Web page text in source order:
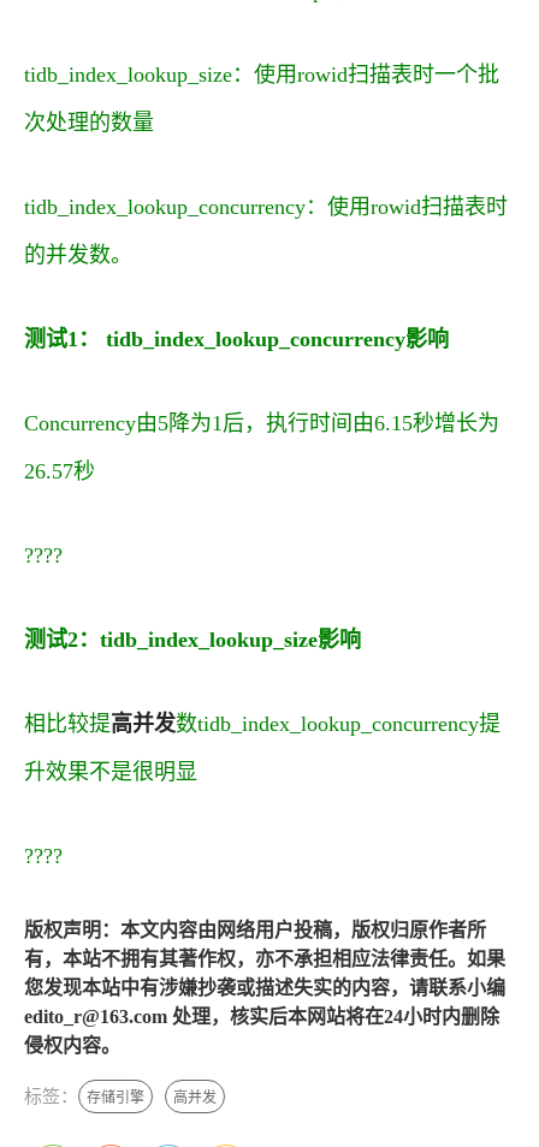
tidb_index_lookup_size：使用rowid扫描表时一个批
次处理的数量
tidb_index_lookup_concurrency：使用rowid扫描表时
的并发数。
测试1： tidb_index_lookup_concurrency影响
Concurrency由5降为1后，执行时间由6.15秒增长为
26.57秒
????
测试2：tidb_index_lookup_size影响
相比较提高并发数tidb_index_lookup_concurrency提
升效果不是很明显
????
版权声明：本文内容由网络用户投稿，版权归原作者所
有，本站不拥有其著作权，亦不承担相应法律责任。如果
您发现本站中有涉嫌抄袭或描述失实的内容，请联系小编
edito_r@163.com 处理，核实后本网站将在24小时内删除
侵权内容。
标签： 存储引擎 高并发